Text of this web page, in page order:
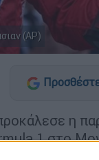
(AP)
η
1 στο